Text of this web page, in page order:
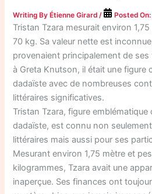
Writing ByÉtienne Girard / Posted
Tristan Tzara mesurait environ
70 kg. Sa valeur nette est
provenaient principalement de ses
à Greta Knutson, il était une figure
dadaïste avec de nombreuses
littéraires significatives.
Tristan Tzara, figure
dadaïste, est connu non
littéraires mais aussi pour ses
Mesurant environ 1,75 mètre et
kilogrammes, Tzara avait une
inaperçue. Ses finances ont